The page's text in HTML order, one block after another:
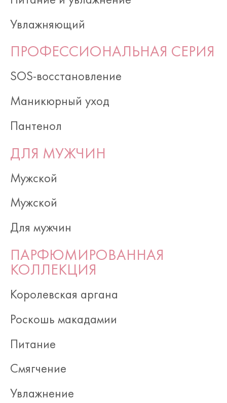
Увлажняющий
ПРОФЕССИОНАЛЬНАЯ СЕРИЯ
SOS-восстановление
Маникюрный уход
Пантенол
ДЛЯ МУЖЧИН
Мужской
Мужской
Для мужчин
ПАРФЮМИРОВАННАЯ
КОЛЛЕКЦИЯ
Королевская аргана
Роскошь макадамии
Питание
Смягчение
Увлажнение